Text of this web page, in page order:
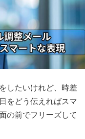
したいけれど、時差
をどう伝えればスマ
の前でフリーズして